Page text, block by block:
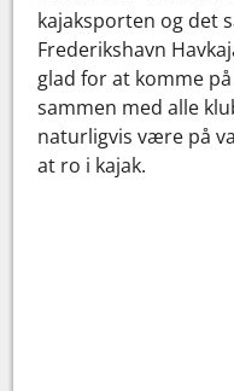
kajaksporten og det
Frederikshavn
glad for at komme
sammen med alle
naturligvis være på
at ro i kajak.